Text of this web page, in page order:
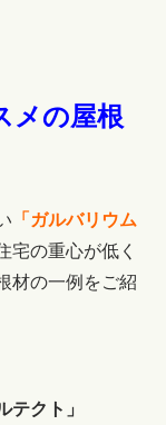
メの屋根
「ガルバリウム
宅の重心が低く
材の一例をご紹
テクト」